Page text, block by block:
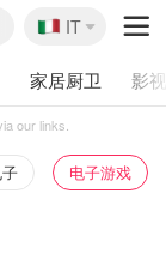
🇮🇹
IT
家居厨卫 影
our links.
电子游戏